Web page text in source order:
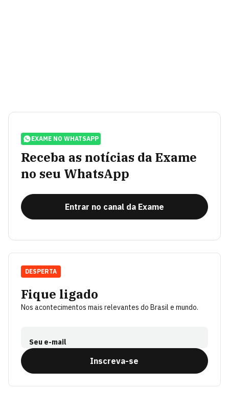
EXAME NO WHATSAPP
Receba as notícias da Exame
no seu WhatsApp
Entrar no canal da Exame
Fique ligado
Nos acontecimentos mais relevantes do Brasil e mundo.
Seu e-mail
Inscreva-se
DESPERTA